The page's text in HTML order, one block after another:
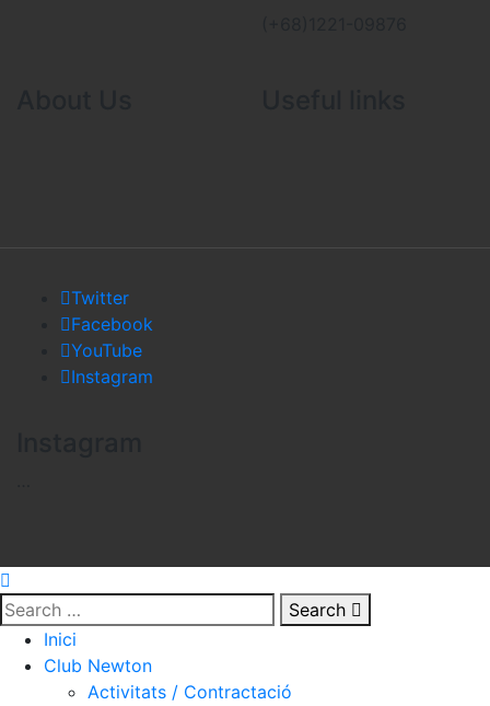
Twitter
Facebook
YouTube
Instagram
Search
Inici
Club Newton
Activitats / Contractació